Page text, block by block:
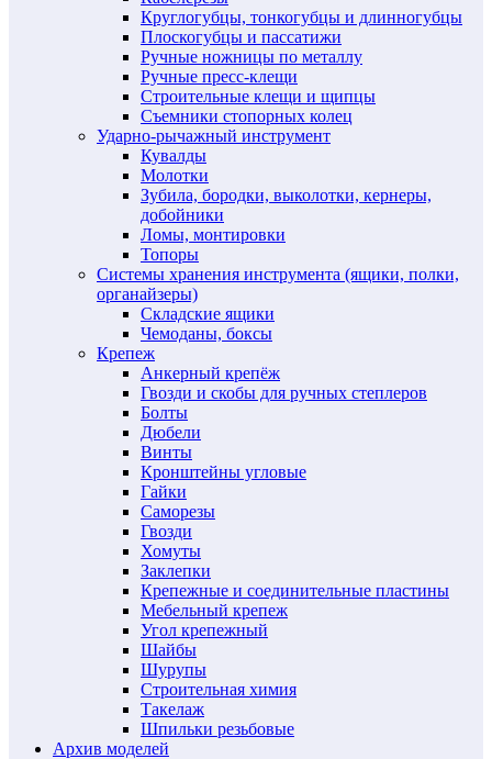
Круглогубцы, тонкогубцы и длинногубцы
Плоскогубцы и пассатижи
Ручные ножницы по металлу
Ручные пресс-клещи
Строительные клещи и щипцы
Съемники стопорных колец
Ударно-рычажный инструмент
Кувалды
Молотки
Зубила, бородки, выколотки, кернеры,
добойники
Ломы, монтировки
Топоры
Системы хранения инструмента (ящики, полки,
органайзеры)
Складские ящики
Чемоданы, боксы
Крепеж
Анкерный крепёж
Гвозди и скобы для ручных степлеров
Болты
Дюбели
Винты
Кронштейны угловые
Гайки
Саморезы
Гвозди
Хомуты
Заклепки
Крепежные и соединительные пластины
Мебельный крепеж
Угол крепежный
Шайбы
Шурупы
Строительная химия
Такелаж
Шпильки резьбовые
Архив моделей